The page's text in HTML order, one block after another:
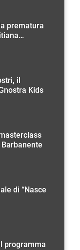
prematura
il
Kids
di “Nasce
programma